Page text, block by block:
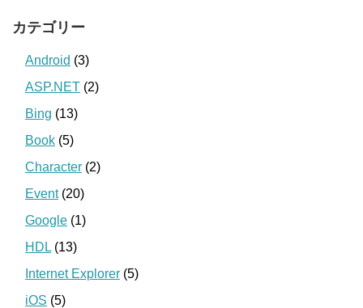
カテゴリー
Android (3)
ASP.NET (2)
Bing (13)
Book (5)
Character (2)
Event(20)
Google (1)
HDL (13)
Internet Explorer (5)
iOS (5)